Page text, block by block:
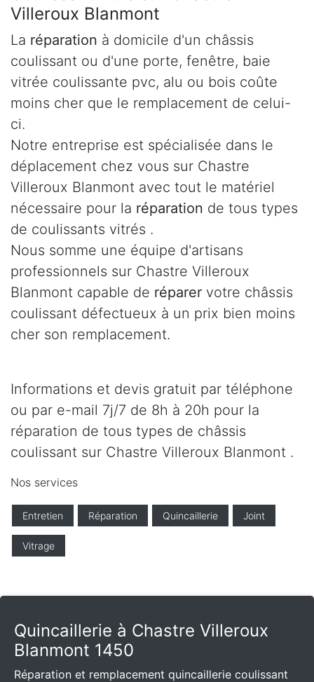
Villeroux Blanmont
La réparation à domicile d'un châssis
coulissant ou d'une porte, fenêtre, baie
vitrée coulissante pvc, alu ou bois coûte
moins cher que le remplacement de celui-
ci.
Notre entreprise est spécialisée dans le
déplacement chez vous sur Chastre
Villeroux Blanmont avec tout le matériel
nécessaire pour la réparation de tous types
de coulissants vitrés .
Nous somme une équipe d'artisans
professionnels sur Chastre Villeroux
Blanmont capable de réparer votre châssis
coulissant défectueux à un prix bien moins
cher son remplacement.
Informations et devis gratuit par téléphone
ou par e-mail 7j/7 de 8h à 20h pour la
réparation de tous types de châssis
coulissant sur Chastre Villeroux Blanmont .
Nos services
Entretien Réparation Quincaillerie Joint
Vitrage
Quincaillerie à Chastre Villeroux
Blanmont 1450
Réparation et remplacement quincaillerie coulissant